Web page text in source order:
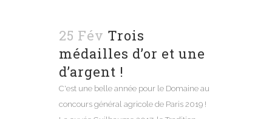
25 Fév Trois
médailles d’or et une
d’argent !
C'est une belle année pour le Domaine au
concours général agricole de Paris 2019 !